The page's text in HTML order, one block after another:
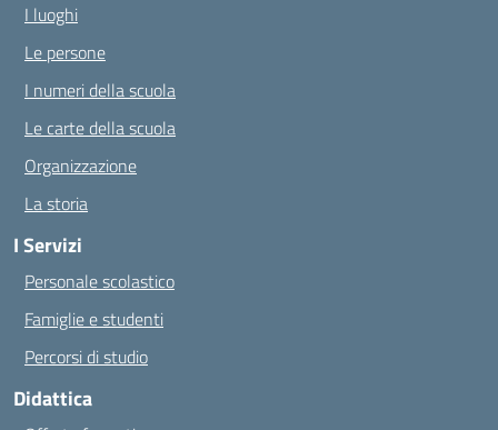
I luoghi
Le persone
I numeri della scuola
Le carte della scuola
Organizzazione
La storia
I Servizi
Personale scolastico
Famiglie e studenti
Percorsi di studio
Didattica